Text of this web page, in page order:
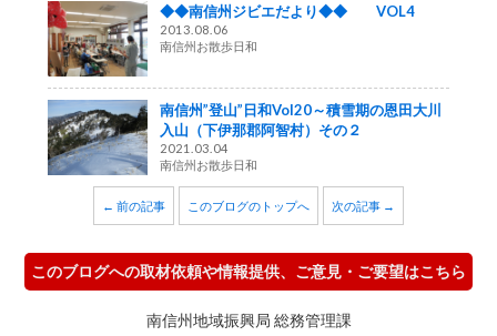
◆◆南信州ジビエだより◆◆ VOL4
2013.08.06
南信州お散歩日和
南信州”登山”日和Vol20～積雪期の恩田大川
入山（下伊那郡阿智村）その２
2021.03.04
南信州お散歩日和
← 前の記事 このブログのトップへ 次の記事 →
このブログへの取材依頼や情報提供、ご意見・ご要望はこちら
南信州地域振興局 総務管理課